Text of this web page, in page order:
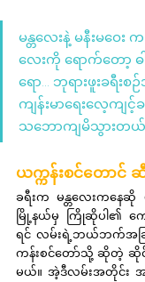
မန္တလေးနဲ့ မနီးမဝေး
လေးကို ရောက်တော့
ရော… ဘုရားဖူးခရီးစ
ကျန်းမာရေးလေ့ကျင့်
သဘောကျမိသွားတယ်
ယက္ကန်းစင်တောင်
ခရီးက မန္တလေးကနေဆို
မြို့နယ်မှ ကြိုဆိုပါ၏ ကျ
ရင် လမ်းရဲ့ဘယ်ဘက်အခြ
ကန်းစင်တော်သို့ ဆိုတဲ့ ဆို
မယ်။ အဲ့ဒီလမ်းအတိုင်း အ